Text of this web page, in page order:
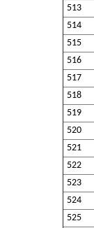
513
514
515
516
517
518
519
520
521
522
523
524
525